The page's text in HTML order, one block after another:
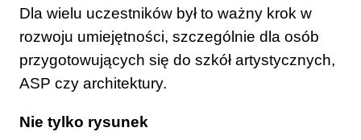
Dla wielu uczestników był to ważny krok w
rozwoju umiejętności, szczególnie dla osób
przygotowujących się do szkół artystycznych,
ASP czy architektury.
Nie tylko rysunek